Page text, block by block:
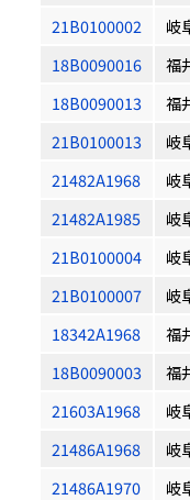
21B0100002
岐
18B0090016
福
18B0090013
福
21B0100013
岐
21482A1968
岐
21482A1985
岐
21B0100004
岐
21B0100007
岐
18342A1968
福
18B0090003
福
21603A1968
岐
21486A1968
岐
21486A1970
岐